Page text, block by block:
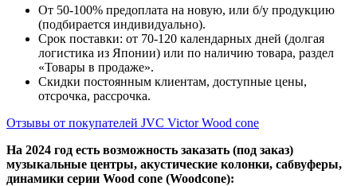
От 50-100% предоплата на новую, или б/у продукцию
(подбирается индивидуально).
Срок поставки: от 70-120 календарных дней (долгая
логистика из Японии) или по наличию товара, раздел
«Товары в продаже».
Скидки постоянным клиентам, доступные цены,
отсрочка, рассрочка.
Отзывы от покупателей JVC Victor Wood cone
На 2024 год есть возможность заказать (под заказ)
музыкальные центры, акустические колонки, сабвуферы,
динамики серии Wood cone (Woodcone):